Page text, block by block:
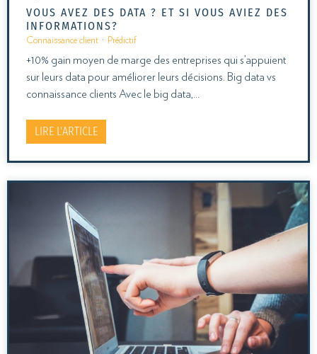
VOUS AVEZ DES DATA ? ET SI VOUS AVIEZ DES
INFORMATIONS?
Connaissance client · Prédictif
+10% gain moyen de marge des entreprises qui s’appuient
sur leurs data pour améliorer leurs décisions. Big data vs
connaissance clients Avec le big data,…
LIRE L'ARTICLE